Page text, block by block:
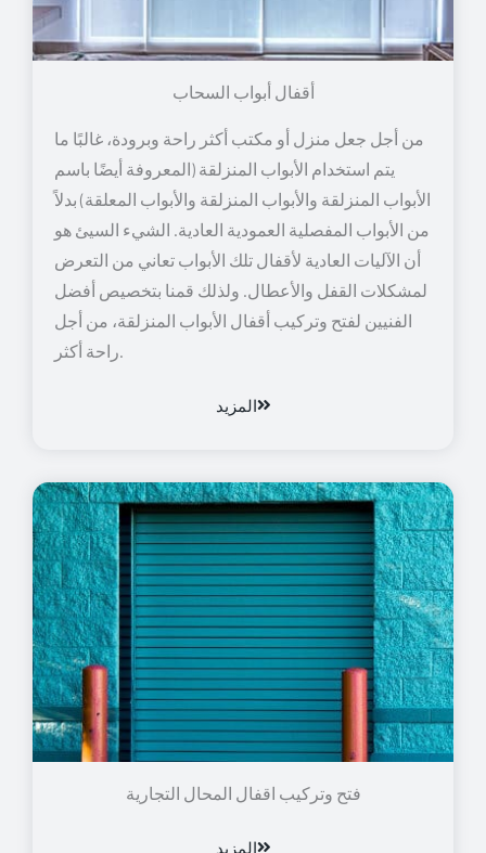
أقفال أبواب السحاب
من أجل جعل منزل أو مكتب أكثر راحة وبرودة، غالبًا ما
يتم استخدام الأبواب المنزلقة (المعروفة أيضًا باسم
الأبواب المنزلقة والأبواب المنزلقة والأبواب المعلقة) بدلاً
من الأبواب المفصلية العمودية العادية. الشيء السيئ هو
أن الآليات العادية لأقفال تلك الأبواب تعاني من التعرض
لمشكلات القفل والأعطال. ولذلك قمنا بتخصيص أفضل
الفنيين لفتح وتركيب أقفال الأبواب المنزلقة، من أجل
راحة أكثر.
المزيد
فتح وتركيب اقفال المحال التجارية
المزيد